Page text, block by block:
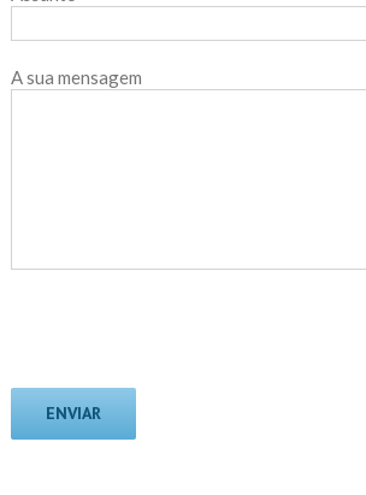
A sua mensagem